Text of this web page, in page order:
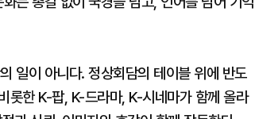
일이 아니다. 정상회담의 테이블 위에 반도
롯한 K-팝, K-드라마, K-시네마가 함께 올라